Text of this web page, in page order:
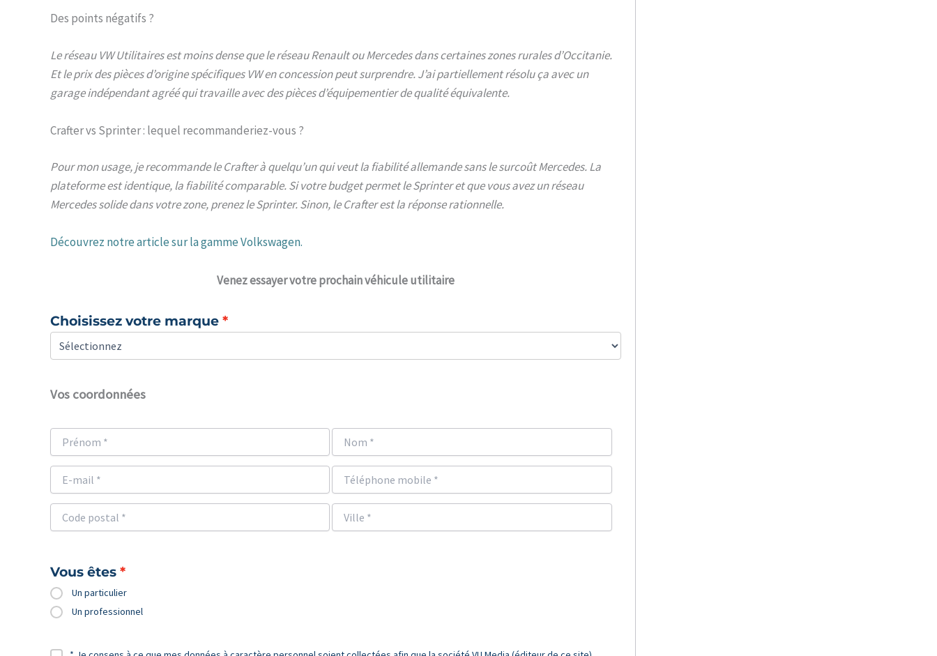
Des points négatifs ?
Le réseau VW Utilitaires est moins dense que le réseau Renault ou Mercedes dans certaines zones rurales d’Occitanie.
Et le prix des pièces d’origine spécifiques VW en concession peut surprendre. J’ai partiellement résolu ça avec un
garage indépendant agréé qui travaille avec des pièces d’équipementier de qualité équivalente.
Crafter vs Sprinter : lequel recommanderiez-vous ?
Pour mon usage, je recommande le Crafter à quelqu’un qui veut la fiabilité allemande sans le surcoût Mercedes. La
plateforme est identique, la fiabilité comparable. Si votre budget permet le Sprinter et que vous avez un réseau
Mercedes solide dans votre zone, prenez le Sprinter. Sinon, le Crafter est la réponse rationnelle.
Découvrez notre article sur la gamme Volkswagen.
Venezessayer votre prochain véhicule utilitaire
Choisissez votre marque
Vos coordonnées
Vous êtes
Un particulier
Un professionnel